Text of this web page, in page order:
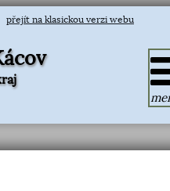
přejít na klasickou verzi webu